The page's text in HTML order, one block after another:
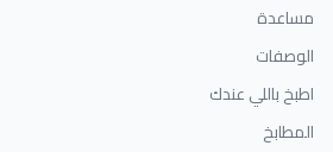
مساعدة
الوصفات
اطبخ باللي عندك
المطابخ